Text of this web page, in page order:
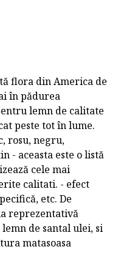
flora din America de
în pădurea
lemn de calitate
peste tot în lume.
rosu, negru,
- aceasta este o listă
cele mai
calitati. - efect
etc. De
reprezentativă
de santal ulei, si
matasoasa